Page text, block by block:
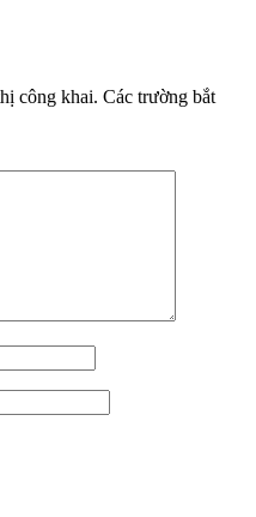
công khai. Các trường bắt